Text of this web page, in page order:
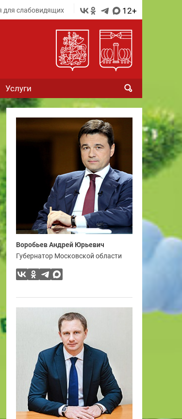
для слабовидящих 12+
Услуги
Воробьев Андрей Юрьевич
Губернатор Московской области